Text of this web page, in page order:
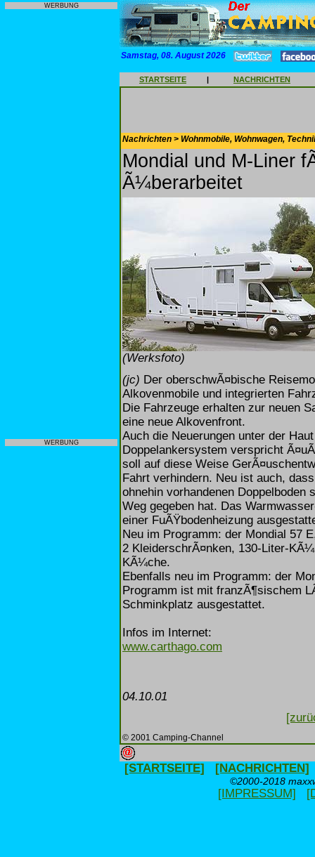
WERBUNG
WERBUNG
Samstag, 08. August 2026
STARTSEITE | NACHRICHTEN
Nachrichten > Wohnmobile, Wohnwagen,
Mondial und M-Liner
Ã¼berarbeitet
(Werksfoto)
(jc) Der oberschwÃ¤bische
Alkovenmobile und integrierten
Die Fahrzeuge erhalten zur neuen
eine neue Alkovenfront.
Auch die Neuerungen unter der
Doppelankersystem verspricht
soll auf diese Weise
Fahrt verhindern. Neu ist auch,
ohnehin vorhandenen Doppelboden
Weg gegeben hat. Das
einer FuÃŸbodenheizung
Neu im Programm: der Mondial 57
2 KleiderschrÃ¤nken, 130-Liter-
KÃ¼che.
Ebenfalls neu im Programm: der
Programm ist mit franzÃ¶sischem
Schminkplatz ausgestattet.
Infos im Internet:
www.carthago.com
04.10.01
© 2001 Camping-Channel
[STARTSEITE] [NACHRICHTEN]
©2000-2018
[IMPRESSUM]